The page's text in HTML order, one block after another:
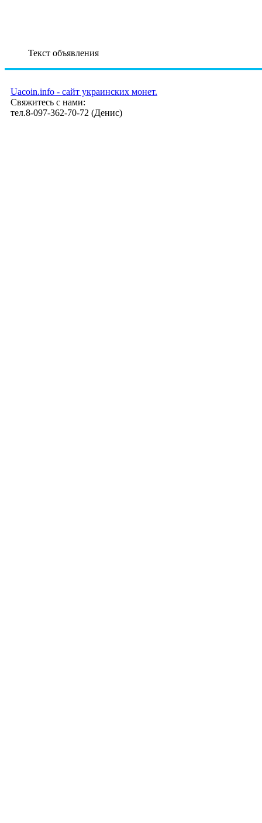
Текст объявления
Uacoin.info - сайт украинских монет.
Свяжитесь с нами:
тел.8-097-362-70-72 (Денис)